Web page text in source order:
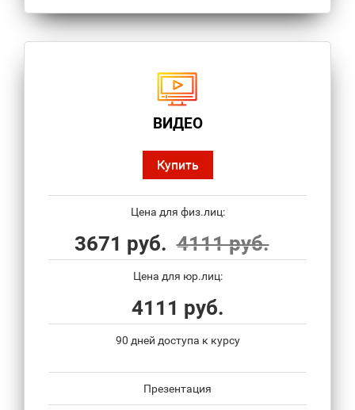
ВИДЕО
Купить
Цена для физ.лиц:
3671 руб. 4111 руб.
Цена для юр.лиц:
4111 руб.
90 дней доступа к курсу
Презентация